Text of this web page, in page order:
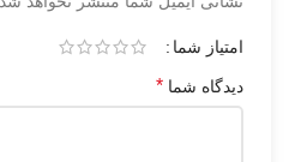
امتیاز شما
دیدگاه شما *